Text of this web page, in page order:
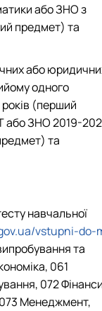
або ЗНО з
предмет) та
або
одного
(перший
або ЗНО 2019-
та
навчальної
vstupni-do-
та
061
072
073 Менеджмент,